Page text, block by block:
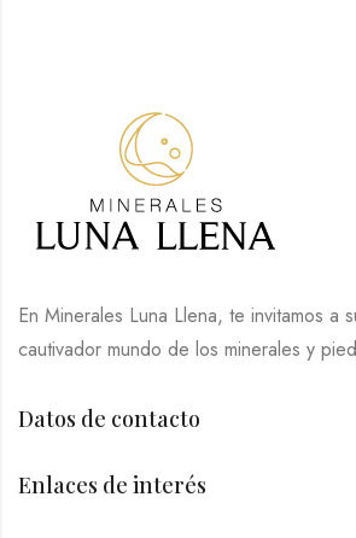
En Minerales Luna Llena, te invitamos a
cautivador mundo de los minerales y
Datos de contacto
Enlaces de interés